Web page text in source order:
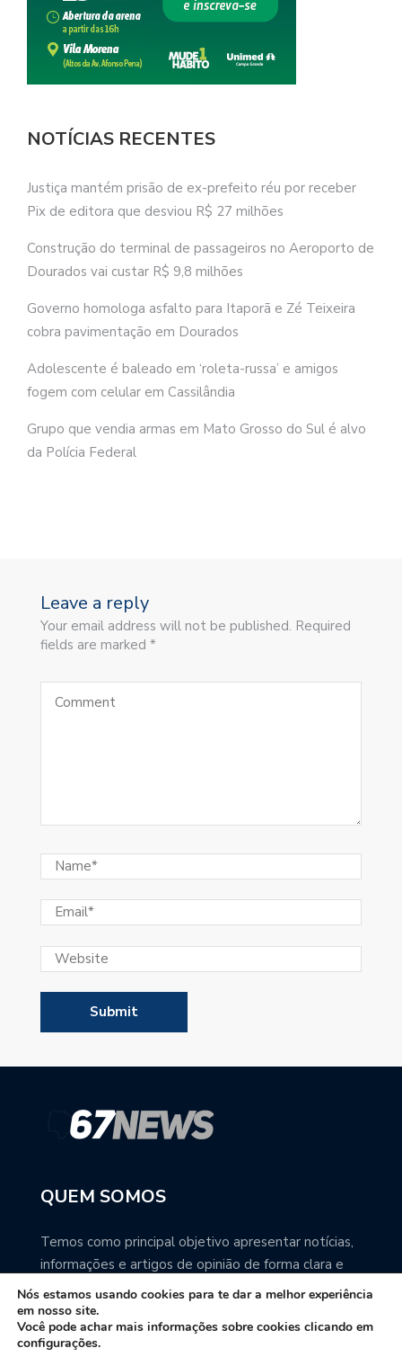
NOTÍCIAS RECENTES
Justiça mantém prisão de ex-prefeito réu por receber
Pix de editora que desviou R$ 27 milhões
Construção do terminal de passageiros no Aeroporto de
Dourados vai custar R$ 9,8 milhões
Governo homologa asfalto para Itaporã e Zé Teixeira
cobra pavimentação em Dourados
Adolescente é baleado em ‘roleta-russa’ e amigos
fogem com celular em Cassilândia
Grupo que vendia armas em Mato Grosso do Sul é alvo
da Polícia Federal
Leave a reply
Your email address will not be published. Required
fields are marked *
QUEM SOMOS
Temos como principal objetivo apresentar notícias,
informações e artigos de opinião de forma clara e
precisa. Você pode ter a total certeza que o
67NEWS é uma excelente fonte de informação
sobre Mato Grosso do Sul.
Nós estamos usando cookies para te dar a melhor experiência
em nosso site.
Você pode achar mais informações sobre cookies clicando em
configurações.